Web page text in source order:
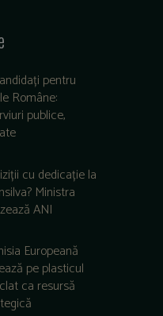
pentru
Române:
publice,
cu dedicație la
Ministra
ANI
Europeană
pe plasticul
ca resursă